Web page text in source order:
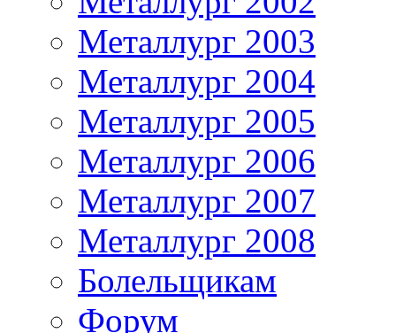
Металлург 2003
Металлург 2004
Металлург 2005
Металлург 2006
Металлург 2007
Металлург 2008
Болельщикам
Форум